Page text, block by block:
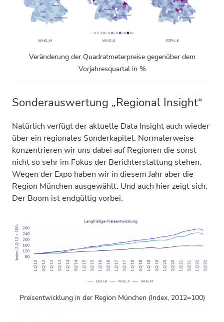
Veränderung der Quadratmeterpreise gegenüber dem
Vorjahresquartal in %
Sonderauswertung „Regional Insight“
Natürlich verfügt der aktuelle Data Insight auch wieder
über ein regionales Sonderkapitel. Normalerweise
konzentrieren wir uns dabei auf Regionen die sonst
nicht so sehr im Fokus der Berichterstattung stehen.
Wegen der Expo haben wir in diesem Jahr aber die
Region München ausgewählt. Und auch hier zeigt sich:
Der Boom ist endgültig vorbei.
Preisentwicklung in der Region München (Index, 2012=100)